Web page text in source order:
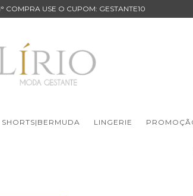
COMPRA USE O CUPOM: GESTANTE10
SHORTS|BERMUDA LINGERIE